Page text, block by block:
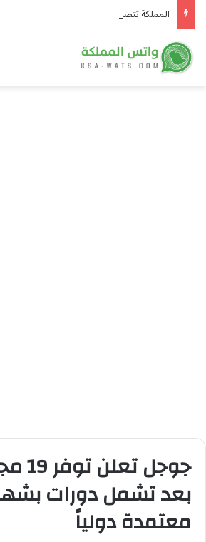
المملكة تتصدر أولمبياد العلوم النووية
جوجل
بعد تشمل دورات
معتمدة دولياً